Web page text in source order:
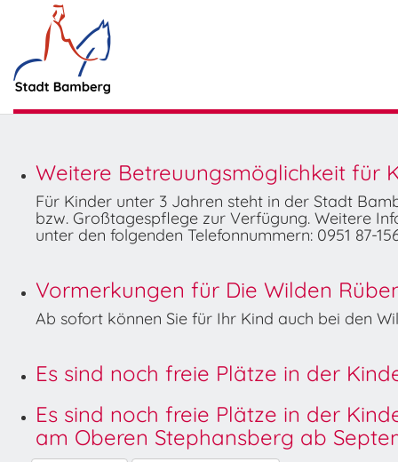
Weitere Betreuungsmöglichkeit für
Für Kinder unter 3 Jahren steht in der Stadt
bzw. Großtagespflege zur Verfügung. Weitere
unter den folgenden Telefonnummern: 0951 87-
Vormerkungen für Die Wilden
Ab sofort können Sie für Ihr Kind auch bei den
Es sind noch freie Plätze in der
Es sind noch freie Plätze in der
am Oberen Stephansberg ab